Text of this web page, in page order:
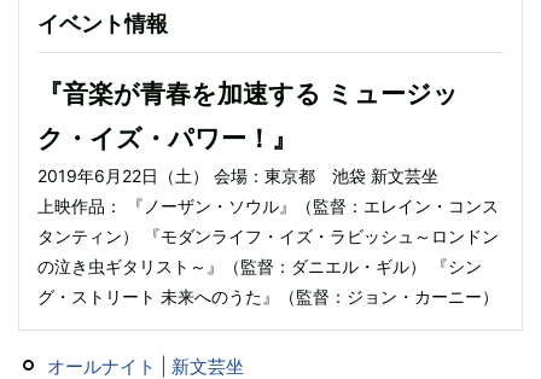
イベント情報
『音楽が青春を加速する ミュージッ
ク・イズ・パワー！』
2019年6月22日（土） 会場：東京都 池袋 新文芸坐
上映作品： 『ノーザン・ソウル』（監督：エレイン・コンス
タンティン） 『モダンライフ・イズ・ラビッシュ～ロンドン
の泣き虫ギタリスト～』（監督：ダニエル・ギル） 『シン
グ・ストリート 未来へのうた』（監督：ジョン・カーニー）
オールナイト | 新文芸坐